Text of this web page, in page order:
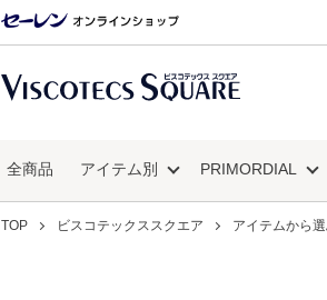
全商品 アイテム別 PRIMORDIAL
TOP ビスコテックススクエア アイテムから